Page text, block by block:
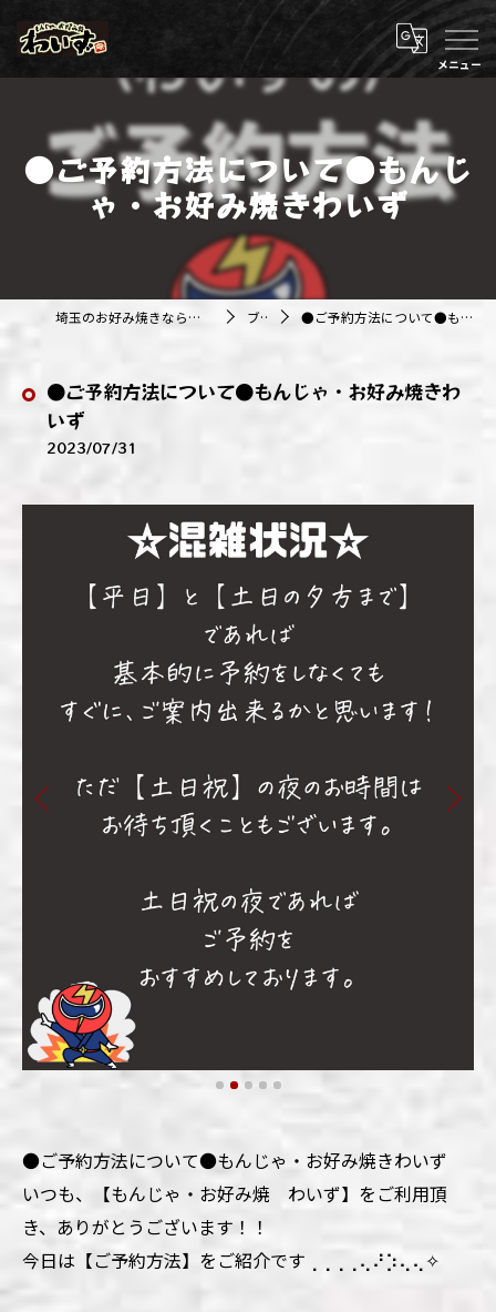
●ご予約方法について●もんじ
ゃ・お好み焼きわいず
埼玉のお好み焼きなら株式会社アジルカンパニー ブログ ●ご予約方法について●もんじゃ・お好み焼きわいず
●ご予約方法について●もんじゃ・お好み焼きわ
いず
2023/07/31
●ご予約方法について●もんじゃ・お好み焼きわいず
いつも、【もんじゃ・お好み焼 わいず】をご利用頂
き、ありがとうございます！！
今日は【ご予約方法】をご紹介です⢀⢀⢀⢀⢄⠜⡱⢄⢄✧